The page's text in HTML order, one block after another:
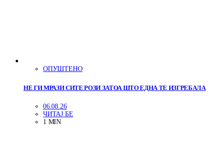
ОПУШТЕНО
НЕ ГИ МРАЗИ СИТЕ РОЗИ ЗАТОА ШТО ЕДНА ТЕ ИЗГРЕБАЛА
06.08.26
ЧИТАЈ БЕ
1 MIN